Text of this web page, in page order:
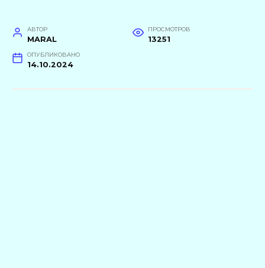
АВТОР
MARAL
ПРОСМОТРОВ
13251
ОПУБЛИКОВАНО
14.10.2024